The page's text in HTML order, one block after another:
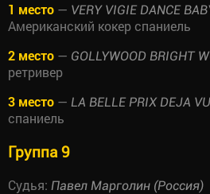
1 место — VERY VIGIE DANCE
Американский кокер спаниель
2 место — GOLLYWOOD BRIGHT
ретривер
3 место — LA BELLE PRIX DEJA VU
спаниель
Группа 9
Судья: Павел Марголин (Россия)